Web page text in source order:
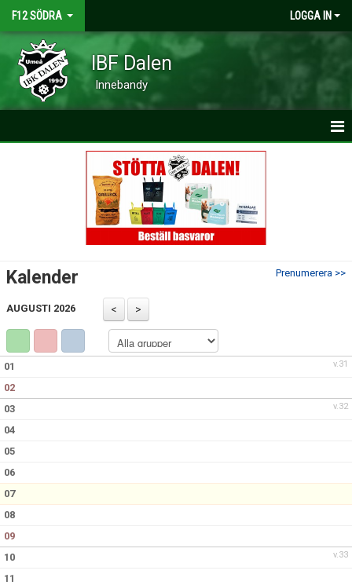
F12 SÖDRA LOGGA IN
IBF Dalen
Innebandy
BILDGALLERI
DOKUMENT
KONTAKT
Prenumerera >>
Kalender
AUGUSTI 2026
v.31
01
02
v.32
03
04
05
06
07
08
09
v.33
10
11